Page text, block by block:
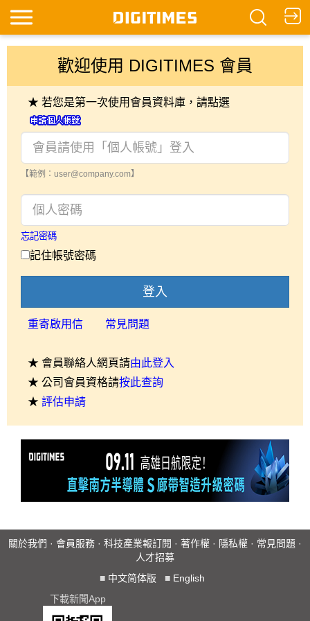
歡迎使用 DIGITIMES 會員
★ 若您是第一次使用會員資料庫，請點選
【範例：user@company.com】
忘記密碼
記住帳號密碼
登入
重寄啟用信 常見問題
★ 會員聯絡人網頁請由此登入
★ 公司會員資格請按此查詢
★ 評估申請
關於我們 · 會員服務 · 科技產業報訂閱 · 著作權 · 隱私權 · 常見問題 ·
人才招募
■ 中文简体版 ■ English
下載新聞App